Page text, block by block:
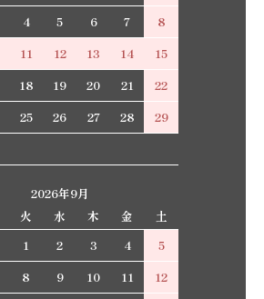
4 5 6 7
8
11 12 13 14
15
18 19 20 21
22
25 26 27 28
29
2026年9月
火 水 木 金
土
1
2 3 4
5
8 9 10 11
12